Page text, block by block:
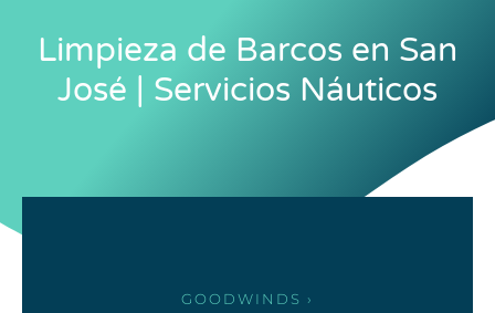
Limpieza de Barcos en San
José | Servicios Náuticos
GOODWINDS ›